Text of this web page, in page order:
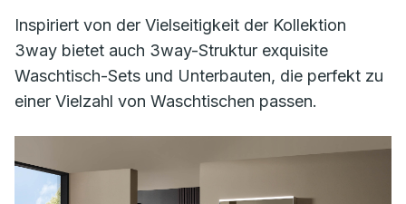
Inspiriert von der Vielseitigkeit der Kollektion
3way bietet auch 3way-Struktur exquisite
Waschtisch-Sets und Unterbauten, die perfekt zu
einer Vielzahl von Waschtischen passen.